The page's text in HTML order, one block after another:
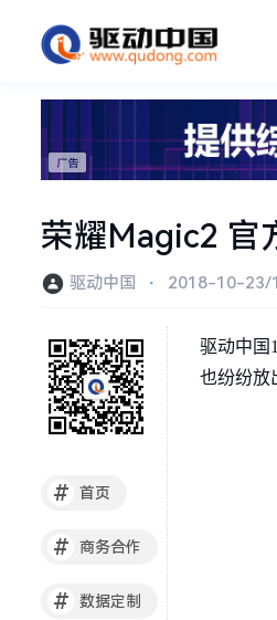
荣耀Magic2 官
驱动中国 ⋅ 2018-10-23/
# 首页
# 商务合作
# 数据定制
驱动中国
也纷纷放